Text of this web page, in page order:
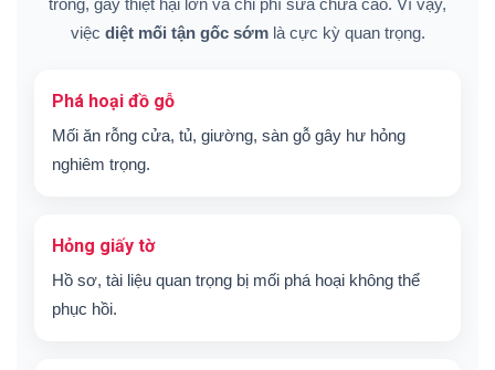
trong, gây thiệt hại lớn và chi phí sửa chữa cao. Vì vậy,
việc diệt mối tận gốc sớmlà cực kỳ quan trọng.
Phá hoại đồ gỗ
Mối ăn rỗng cửa, tủ, giường, sàn gỗ gây hư hỏng
nghiêm trọng.
Hỏng giấy tờ
Hồ sơ, tài liệu quan trọng bị mối phá hoại không thể
phục hồi.